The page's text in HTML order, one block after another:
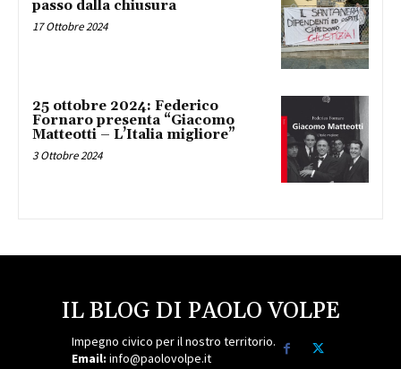
passo dalla chiusura
17 Ottobre 2024
25 ottobre 2024: Federico
Fornaro presenta “Giacomo
Matteotti – L’Italia migliore”
3 Ottobre 2024
IL BLOG DI PAOLO VOLPE
Impegno civico per il nostro territorio.
Email: info@paolovolpe.it